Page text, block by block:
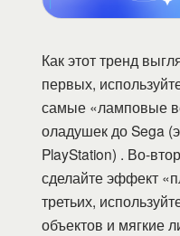
Как этот тренд
первых,
самые «ламповые
оладушек до Sega
PlayStation) . Во-
сделайте эффект
третьих,
объектов и мягкие